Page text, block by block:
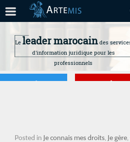
Le leader marocaindes
d'information juridique pour les
professionnels
Je gère Je me forme
Posted in Je connais mes droits Je gère